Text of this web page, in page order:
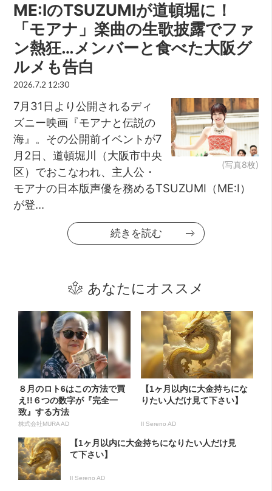
ME:IのTSUZUMIが道頓堀に！
「モアナ」楽曲の生歌披露でファ
ン熱狂…メンバーと食べた大阪グ
ルメも告白
2026.7.2 12:30
(写真8枚)
7月31日より公開されるディ
ズニー映画『モアナと伝説の
海』。その公開前イベントが7
月2日、道頓堀川（大阪市中央
区）でおこなわれ、主人公・
モアナの日本版声優を務めるTSUZUMI（ME:I）
が登...
続きを読む
あなたにオススメ
８月のロト6はこの方法で買
え!!６つの数字が『完全一
致』する方法
株式会社MURA AD
【1ヶ月以内に大金持ちにな
りたい人だけ見て下さい】
Il Sereno AD
【1ヶ月以内に大金持ちになりたい人だけ見
て下さい】
Il Sereno AD